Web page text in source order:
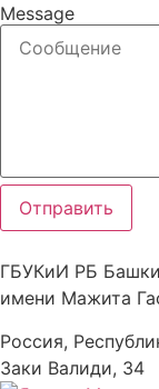
Message
Отправить
ГБУКиИ РБ
имени Мажита
Россия,
Заки Валиди, 34